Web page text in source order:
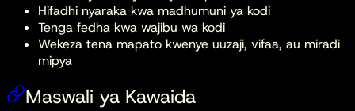
Hifadhi nyaraka kwa madhumuni ya kodi
Tenga fedha kwa wajibu wa kodi
Wekeza tena mapato kwenye uuzaji, vifaa, au miradi
mipya
Maswali ya Kawaida